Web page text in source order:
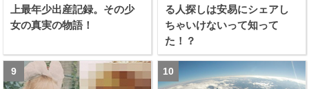
上最年少出産記録。その少
女の真実の物語！
る人探しは安易にシェアし
ちゃいけないって知って
た！？